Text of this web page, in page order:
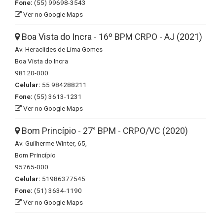
Fone: (55) 99698-3543
Ver no Google Maps
Boa Vista do Incra - 16º BPM CRPO - AJ (2021)
Av. Heraclídes de Lima Gomes
Boa Vista do Incra
98120-000
Celular: 55 984288211
Fone: (55) 3613-1231
Ver no Google Maps
Bom Princípio - 27° BPM - CRPO/VC (2020)
Av. Guilherme Winter, 65,
Bom Princípio
95765-000
Celular: 51986377545
Fone: (51) 3634-1190
Ver no Google Maps